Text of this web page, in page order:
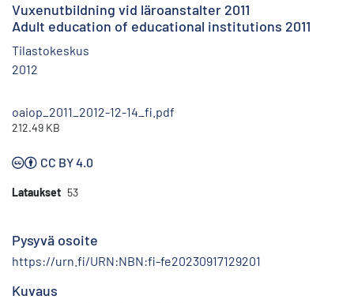
Vuxenutbildning vid läroanstalter 2011
Adult education of educational institutions 2011
Tilastokeskus
2012
oaiop_2011_2012-12-14_fi.pdf
212.49 KB
CC BY 4.0
Lataukset 53
Pysyvä osoite
https://urn.fi/URN:NBN:fi-fe20230917129201
Kuvaus